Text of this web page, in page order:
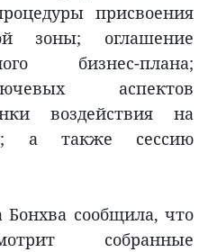
присвоения
зоны; оглашение
бизнес-плана;
аспектов
воздействия на
а также сессию
Бонхва сообщила, что
собранные